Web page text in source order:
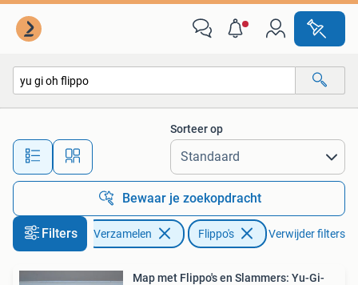
Alle afstanden…
Sorteer op
Bewaar je zoekopdracht
Filters Verzamelen Flippo's Verwijder filters
Map met Flippo's en Slammers: Yu-Gi-